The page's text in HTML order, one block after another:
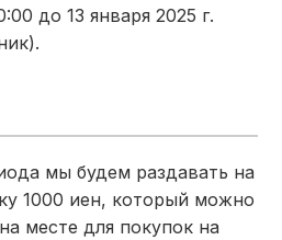
до 13 января 2025 г.
мы будем раздавать на
1000 иен, который можно
месте для покупок на